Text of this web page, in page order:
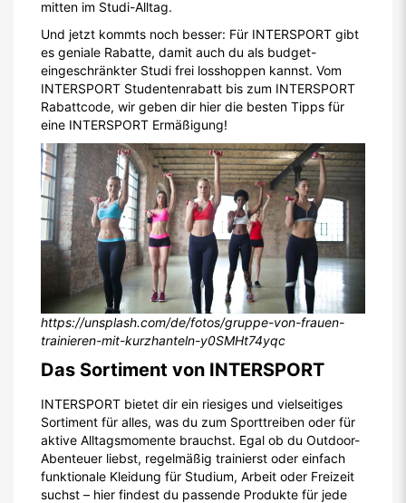
mitten im Studi-Alltag.
Und jetzt kommts noch besser: Für INTERSPORT gibt
es geniale Rabatte, damit auch du als budget-
eingeschränkter Studi frei losshoppen kannst. Vom
INTERSPORT Studentenrabatt bis zum INTERSPORT
Rabattcode, wir geben dir hier die besten Tipps für
eine INTERSPORT Ermäßigung!
https://unsplash.com/de/fotos/gruppe-von-frauen-
trainieren-mit-kurzhanteln-y0SMHt74yqc
Das Sortiment von INTERSPORT
INTERSPORT bietet dir ein riesiges und vielseitiges
Sortiment für alles, was du zum Sporttreiben oder für
aktive Alltagsmomente brauchst. Egal ob du Outdoor-
Abenteuer liebst, regelmäßig trainierst oder einfach
funktionale Kleidung für Studium, Arbeit oder Freizeit
suchst – hier findest du passende Produkte für jede